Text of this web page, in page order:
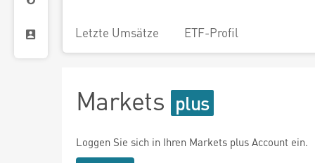
Letzte Umsätze ETF-Profil
Markets
Loggen Sie sich in Ihren Markets plus Account ein.